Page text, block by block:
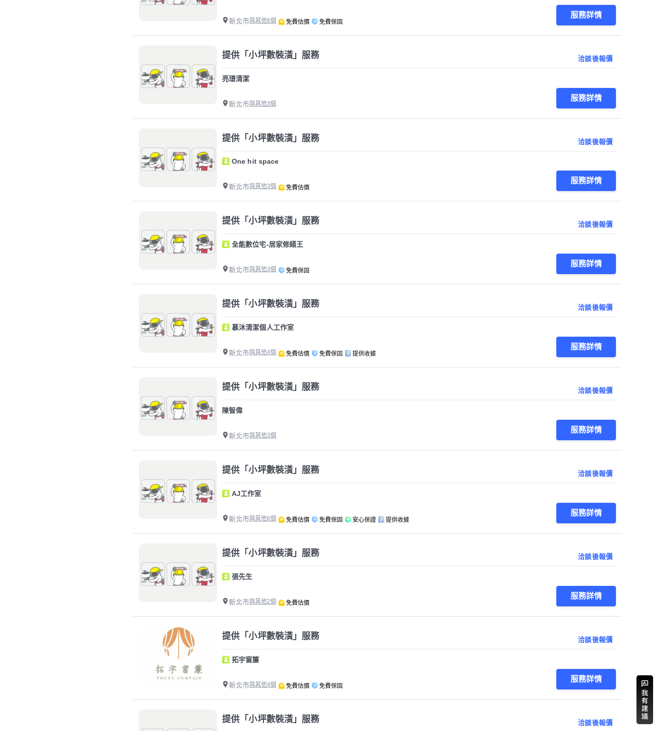
新北市與其他6個 免費估價 免費保固
服務詳情
提供「小坪數裝潢」服務 洽談後報價
亮璟清潔
新北市與其他3個
服務詳情
提供「小坪數裝潢」服務 洽談後報價
One hit space
新北市與其他3個 免費估價
服務詳情
提供「小坪數裝潢」服務 洽談後報價
全能數位宅-居家修繕王
新北市與其他3個 免費保固
服務詳情
提供「小坪數裝潢」服務 洽談後報價
慕沐清潔個人工作室
新北市與其他4個 免費估價 免費保固 提供收據
服務詳情
提供「小坪數裝潢」服務 洽談後報價
陳智偉
新北市與其他3個
服務詳情
提供「小坪數裝潢」服務 洽談後報價
AJ工作室
新北市與其他6個 免費估價 免費保固 安心保證 提供收據
服務詳情
提供「小坪數裝潢」服務 洽談後報價
張先生
新北市與其他2個 免費估價
服務詳情
提供「小坪數裝潢」服務 洽談後報價
拓宇窗簾
新北市與其他4個 免費估價 免費保固
服務詳情
提供「小坪數裝潢」服務 洽談後報價